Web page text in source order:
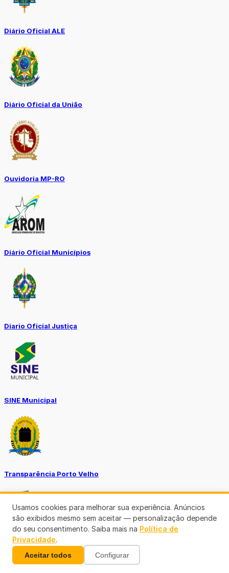
Diário Oficial ALE
Diário Oficial da União
Ouvidoria MP-RO
Diário Oficial Municípios
Diario Oficial Justiça
SINE Municipal
Transparência Porto Velho
SEMUSA
Usamos cookies para melhorar sua experiência. Anúncios
são exibidos mesmo sem aceitar — personalização depende
do seu consentimento. Saiba mais na Política de
Privacidade.
Aceitar todos Configurar